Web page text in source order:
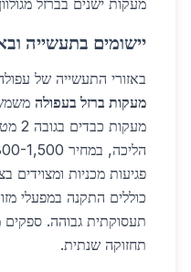
מעקות ישנים בברזל
יישומים בתעשייה
באזורי התעשייה של
מעקות ברזל בעפולה
פגיעות מכניות ומצוידים
כוללים התקנה במפעלי
תעסוקתית גבוהה. ספקים
תחזוקה שנתית.